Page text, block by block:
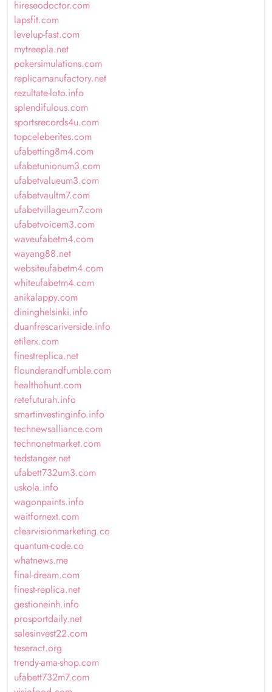
hireseodoctor.com
lapsfit.com
levelup-fast.com
mytreepla.net
pokersimulations.com
replicamanufactory.net
rezultate-loto.info
splendifulous.com
sportsrecords4u.com
topceleberites.com
ufabetting8m4.com
ufabetunionum3.com
ufabetvalueum3.com
ufabetvaultm7.com
ufabetvillageum7.com
ufabetvoicem3.com
waveufabetm4.com
wayang88.net
websiteufabetm4.com
whiteufabetm4.com
anikalappy.com
dininghelsinki.info
duanfrescariverside.info
etilerx.com
finestreplica.net
flounderandfumble.com
healthohunt.com
retefuturah.info
smartinvestinginfo.info
technewsalliance.com
technonetmarket.com
tedstanger.net
ufabett732um3.com
uskola.info
wagonpaints.info
waitfornext.com
clearvisionmarketing.co
quantum-code.co
whatnews.me
final-dream.com
finest-replica.net
gestioneinh.info
prosportdaily.net
salesinvest22.com
teseract.org
trendy-ama-shop.com
ufabett732m7.com